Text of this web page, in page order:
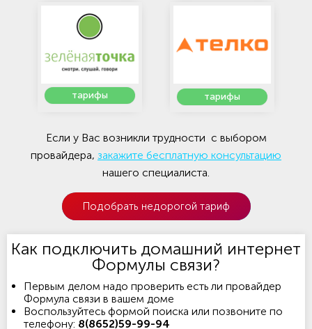
тарифы тарифы
Если у Вас возникли трудности с выбором
провайдера, закажите бесплатную консультацию
нашего специалиста.
Подобрать недорогой тариф
Как подключить домашний интернет
Формулы связи?
Первым делом надо проверить есть ли провайдер
Формула связи в вашем доме
Воспользуйтесь формой поиска или позвоните по
телефону: 8(8652)59-99-94